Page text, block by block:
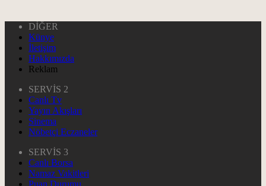
DİĞER
Künye
İletişim
Hakkımızda
Reklam
SERVİS 2
Canlı Tv
Yayın Akışları
Sinema
Nöbetçi Eczaneler
SERVİS 3
Canlı Borsa
Namaz Vakitleri
Puan Durumu